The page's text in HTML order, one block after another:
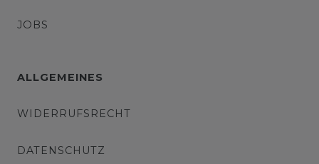
JOBS
ALLGEMEINES
WIDERRUFSRECHT
DATENSCHUTZ